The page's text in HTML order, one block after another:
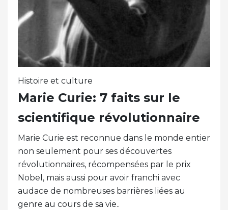
Histoire et culture
Marie Curie: 7 faits sur le
scientifique révolutionnaire
Marie Curie est reconnue dans le monde entier
non seulement pour ses découvertes
révolutionnaires, récompensées par le prix
Nobel, mais aussi pour avoir franchi avec
audace de nombreuses barrières liées au
genre au cours de sa vie..